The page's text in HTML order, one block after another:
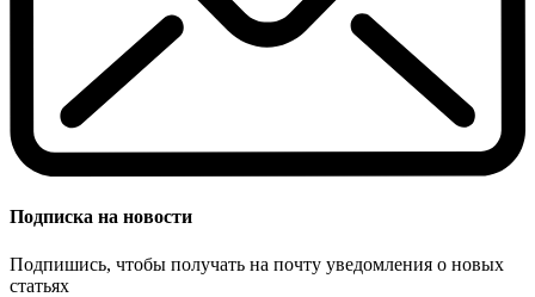
Подписка на новости
Подпишись, чтобы получать на почту уведомления о новых
статьях